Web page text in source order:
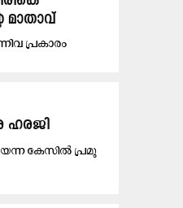
മാതാവ്
പ്രകാരം
ഹരജി
കേ​സി​ല്‍ പ്ര​മു​